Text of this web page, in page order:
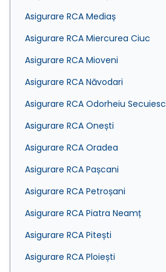
Asigurare RCA Mediaș
Asigurare RCA Miercurea Ciuc
Asigurare RCA Mioveni
Asigurare RCA Năvodari
Asigurare RCA Odorheiu Secuiesc
Asigurare RCA Onești
Asigurare RCA Oradea
Asigurare RCA Pașcani
Asigurare RCA Petroșani
Asigurare RCA Piatra Neamț
Asigurare RCA Pitești
Asigurare RCA Ploiești